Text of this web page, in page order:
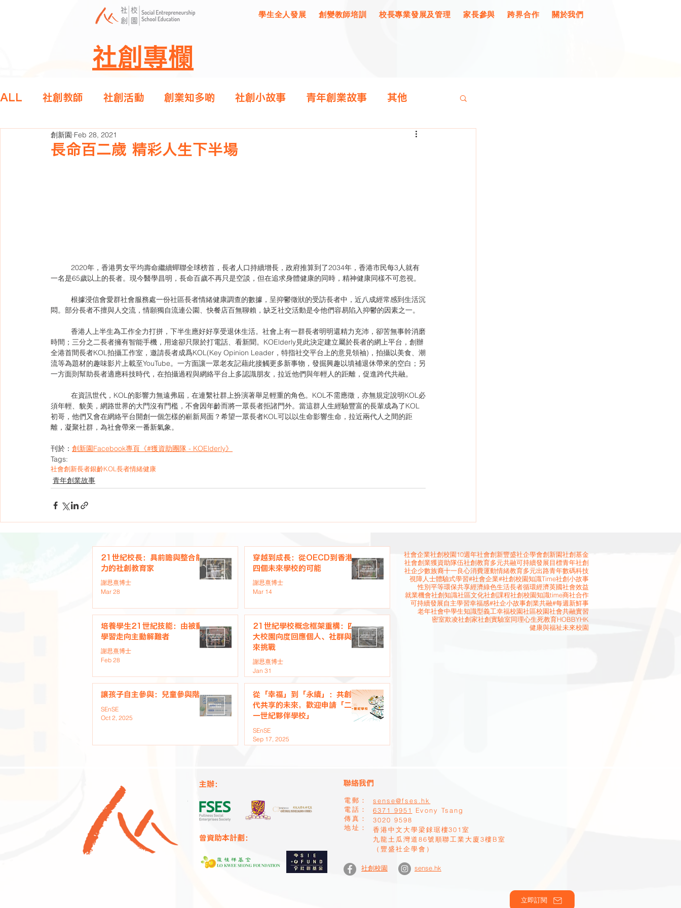
學生全人發展 創變教師培訓 校長專業發展及管理 家長參與 跨界合作 關於我們
社創專欄
ALL 社創教師 社創活動 創業知多啲 社創小故事 青年創業故事 其他
長命百二歲 精彩人生下半場
創新園 Feb 28, 2021
一名是65歲以上的長者。現今醫學昌明，長命百歲不再只是空談，但在追求身體健康的同時，精神健康同樣不可忽視。
悶。部分長者不擅與人交流，情願獨自流連公園、快餐店百無聊賴，缺乏社交活動是令他們容易陷入抑鬱的因素之一。
時間；三分之二長者擁有智能手機，用途卻只限於打電話、看新聞。KOElderly見此決定建立屬於長者的網上平台，創辦
全港首間長者KOL拍攝工作室，邀請長者成爲KOL(Key Opinion Leader，特指社交平台上的意見領袖)，拍攝以美食、潮
流等為題材的趣味影片上載至YouTube。一方面讓一眾老友記藉此接觸更多新事物，發掘興趣以填補退休帶來的空白；另
一方面則幫助長者適應科技時代，在拍攝過程與網絡平台上多認識朋友，拉近他們與年輕人的距離，促進跨代共融。
須年輕、貌美，網路世界的大門沒有門檻，不會因年齡而將一眾長者拒諸門外。當這群人生經驗豐富的長輩成為了KOL
初哥，他們又會在網絡平台開創一個怎樣的嶄新局面？希望一眾長者KOL可以以生命影響生命，拉近兩代人之間的距
離，凝聚社群，為社會帶來一番新氣象。
刊於： 創新園Facebook專頁《#獲資助團隊 - KOElderly》
Tags:
社會創新長者銀齡KOL 長者情緒健康
青年創業故事
21世紀校長：具前瞻與整合能
力的社創教育家
謝思熹博士
Mar 28
穿越到成長：從OECD到香港
四個未來學校的可能
謝思熹博士
Mar 14
培養學生21世紀技能：由被動
學習走向主動解難者
謝思熹博士
Feb 28
21世紀學校概念框架重構：四
大校園向度回應個人、社群與未
來挑戰
謝思熹博士
Jan 31
讓孩子自主參與：兒童參與階梯
SEnSE
Oct 2, 2025
從「幸福」到「永續」：共創世
代共享的未來，歡迎申請「二十
一世紀夥伴學校」
SEnSE
Sep 17, 2025
社會企業社創校園10週年社會創新豐盛社企學會創新園社創基金
社會創業獲資助隊伍社創教育多元共融可持續發展目標青年社創
社企少數族裔十一良心消費運動情緒教育多元出路青年數碼科技
視障人士體驗式學習#社會企業#社創校園知識Time社創小故事
性別平等環保共享經濟綠色生活長者循環經濟英國社會效益
就業機會社創知識社區文化社創課程社創校園知識time商社合作
可持續發展自主學習幸福感#社企小故事創業共融#每週新鮮事
老年社會中學生知識型義工幸福校園社區校園社會共融實習
密室欺凌社創家社創實驗室同理心生死教育HOBBYHK
健康與福祉未來校園
主辦：
曾資助本計劃：
聯絡我們
電郵：
​電話：
​傳真：
地址：
sense@fses.hk
6371 9951
Evony Tsang
​3020 9598
香港中文大學梁銶琚樓301室
九龍土瓜灣道86號順聯工業大廈3樓B室
（豐盛社企學會）
社創校園 sense.hk
立即訂閱